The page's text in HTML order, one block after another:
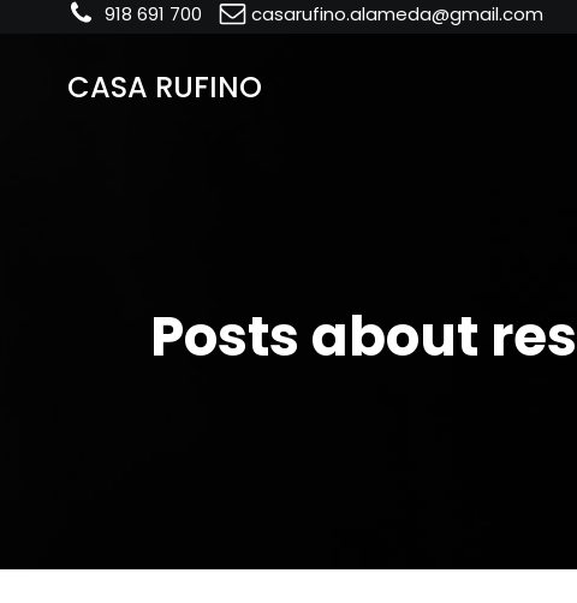
918 691 700 casarufino.alameda@gmail.com
CASA RUFINO
Posts about